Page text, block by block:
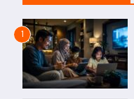
1